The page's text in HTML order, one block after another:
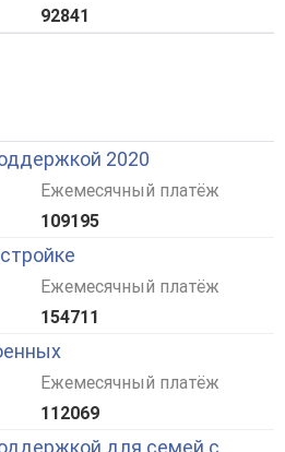
92841
2020
Ежемесячный платёж
109195
Ежемесячный платёж
154711
Ежемесячный платёж
112069
для семей с